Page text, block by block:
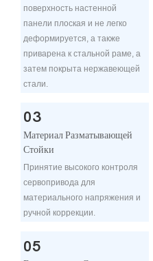
поверхность настенной
панели плоская и не легко
деформируется, а также
приварена к стальной раме, а
затем покрыта нержавеющей
стали.
03
Материал Разматывающей
Стойки
Принятие высокого контроля
сервопривода для
материального напряжения и
ручной коррекции.
05